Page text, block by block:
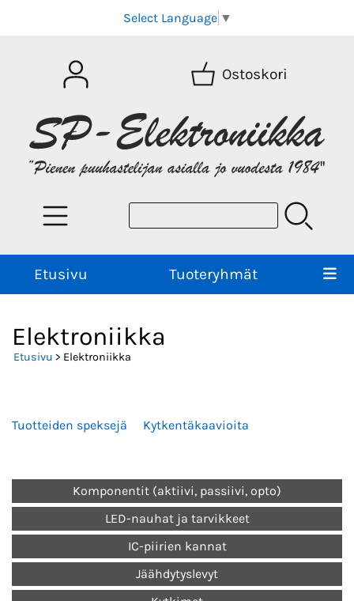
Select Language ▼
Ostoskori
Etusivu Tuoteryhmät
Elektroniikka
Etusivu > Elektroniikka
Tuotteiden speksejä Kytkentäkaavioita
Komponentit (aktiivi, passiivi, opto)
LED-nauhat ja tarvikkeet
IC-piirien kannat
Jäähdytyslevyt